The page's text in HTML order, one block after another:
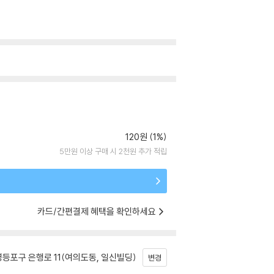
120원 (1%)
5만원 이상 구매 시 2천원 추가 적립
카드/간편결제 혜택을 확인하세요
포구 은행로 11(여의도동, 일신빌딩) 변경